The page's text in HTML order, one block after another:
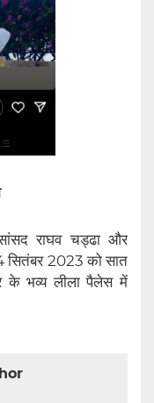
राघव चड्ढा और
सितंबर 2023 को सात
के भव्य लीला पैलेस में